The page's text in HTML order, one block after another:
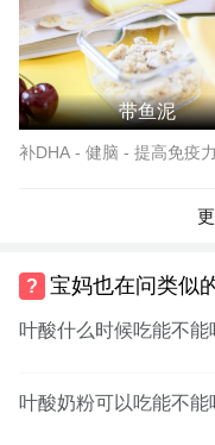
带鱼泥
补DHA - 健脑 - 提高免疫
宝妈也在问类似
叶酸什么时候吃能不能
叶酸奶粉可以吃能不能